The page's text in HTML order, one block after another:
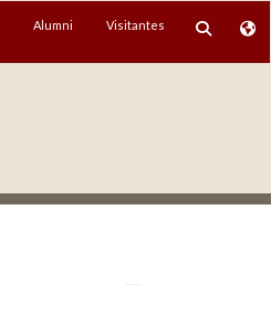
Alumni Visitantes